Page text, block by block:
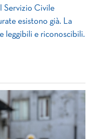
Servizio Civile
esistono già. La
leggibili e riconoscibili.